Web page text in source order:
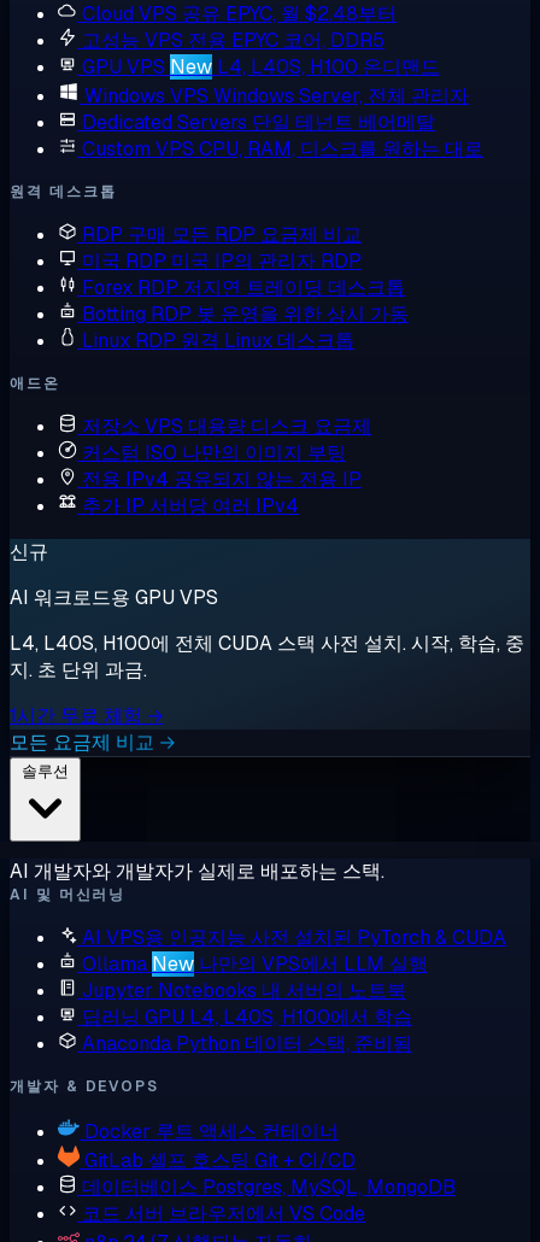
Cloud VPS 공유 EPYC, 월 $2.48부터
고성능 VPS 전용 EPYC 코어, DDR5
GPU VPS New L4, L40S, H100 온디맨드
Windows VPS Windows Server, 전체 관리자
Dedicated Servers 단일 테넌트 베어메탈
Custom VPS CPU, RAM, 디스크를 원하는 대로
원격 데스크톱
RDP 구매 모든 RDP 요금제 비교
미국 RDP 미국 IP의 관리자 RDP
Forex RDP 저지연 트레이딩 데스크톱
Botting RDP 봇 운영을 위한 상시 가동
Linux RDP 원격 Linux 데스크톱
애드온
저장소 VPS 대용량 디스크 요금제
커스텀 ISO 나만의 이미지 부팅
전용 IPv4 공유되지 않는 전용 IP
추가 IP 서버당 여러 IPv4
신규
AI 워크로드용 GPU VPS
L4, L40S, H100에 전체 CUDA 스택 사전 설치. 시작, 학습, 중
지. 초 단위 과금.
1시간 무료 체험 →
모든 요금제 비교 →
AI 개발자와 개발자가 실제로 배포하는 스택.
AI 및 머신러닝
AI VPS용 인공지능 사전 설치된 PyTorch & CUDA
Ollama New 나만의 VPS에서 LLM 실행
Jupyter Notebooks 내 서버의 노트북
딥러닝 GPU L4, L40S, H100에서 학습
Anaconda Python 데이터 스택, 준비됨
개발자 & DEVOPS
Docker 루트 액세스 컨테이너
GitLab 셀프 호스팅 Git + CI/CD
데이터베이스 Postgres, MySQL, MongoDB
코드 서버 브라우저에서 VS Code